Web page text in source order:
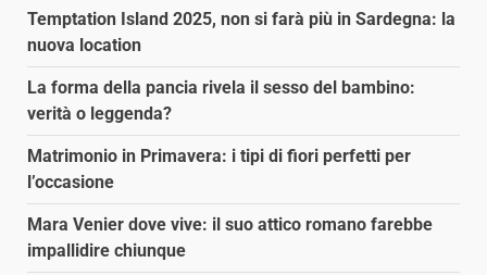
Temptation Island 2025, non si farà più in Sardegna: la
nuova location
La forma della pancia rivela il sesso del bambino:
verità o leggenda?
Matrimonio in Primavera: i tipi di fiori perfetti per
l’occasione
Mara Venier dove vive: il suo attico romano farebbe
impallidire chiunque